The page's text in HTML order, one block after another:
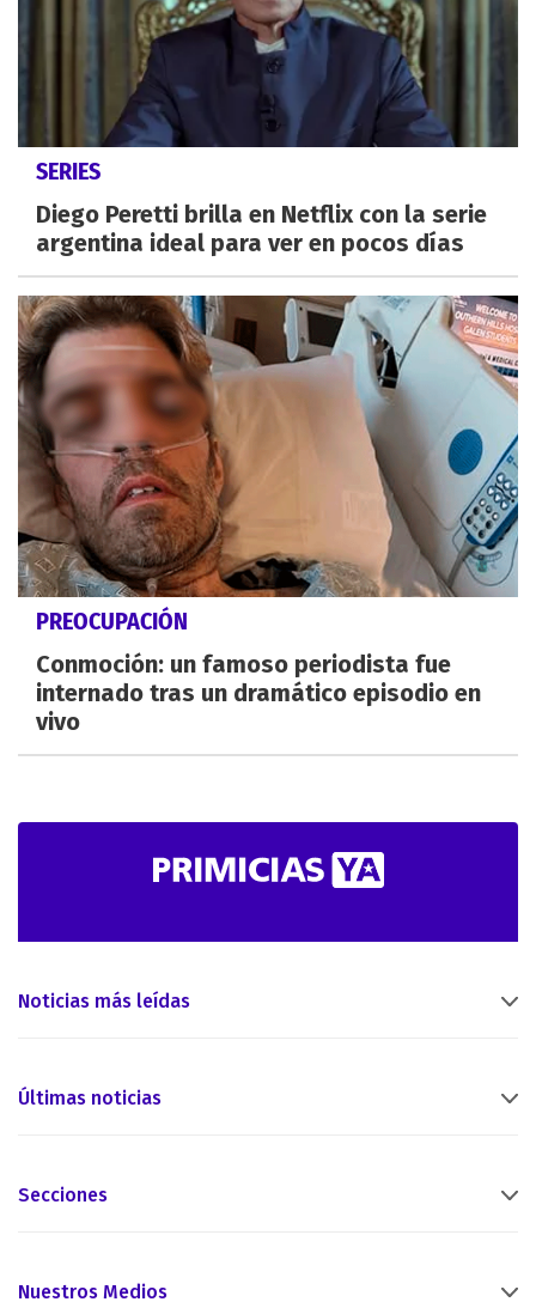
SERIES
Diego Peretti brilla en Netflix con la serie
argentina ideal para ver en pocos días
PREOCUPACIÓN
Conmoción: un famoso periodista fue
internado tras un dramático episodio en
vivo
Noticias más leídas
Últimas noticias
Secciones
Nuestros Medios